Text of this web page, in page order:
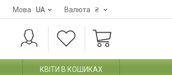
Мова UA Валюта ₴
КВІТИ В КОШИКАХ